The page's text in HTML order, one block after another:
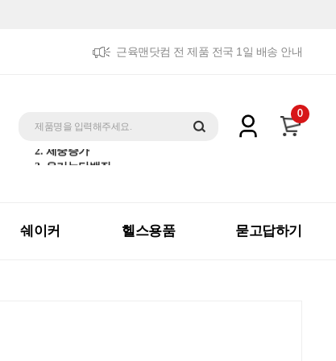
근육맨닷컴 전 제품 전국 1일 배송 안내
제품명을 입력해주세요.
1. 제트맥스게이너
3. 유기농단백질
0
쉐이커 헬스용품 묻고답하기